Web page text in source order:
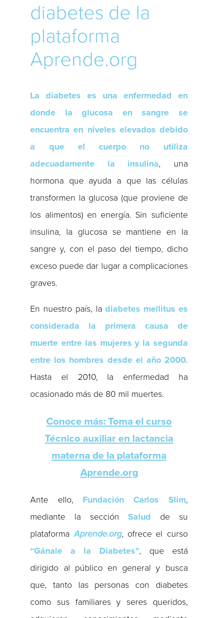
diabetes de la
plataforma
Aprende.org
La diabetes es una enfermedad en
donde la glucosa en sangre se
encuentra en niveles elevados debido
a que el cuerpo no utiliza
adecuadamente la insulina, una
hormona que ayuda a que las células
transformen la glucosa (que proviene de
los alimentos) en energía. Sin suficiente
insulina, la glucosa se mantiene en la
sangre y, con el paso del tiempo, dicho
exceso puede dar lugar a complicaciones
graves.
En nuestro país, ladiabetes mellitus es
considerada la primera causa de
muerte entre las mujeres y la segunda
entre los hombres desde el año 2000.
Hasta el 2010, la enfermedad ha
ocasionado más de 80 mil muertes.
Conoce más: Toma el curso
Técnico auxiliar en lactancia
materna de la plataforma
Aprende.org
Ante ello, Fundación Carlos Slim,
mediante la secciónSalud de su
plataformaAprende.org, ofrece el curso
“Gánale a la Diabetes”, que está
dirigido al público en general y busca
que, tanto las personas con diabetes
como sus familiares y seres queridos,